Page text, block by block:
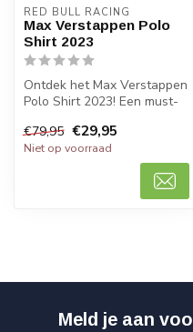
RED BULL RACING
Max Verstappen Polo
Shirt 2023
Ontdek het Max Verstappen
Polo Shirt 2023! Een must-
...
€79,95 €29,95
Niet op voorraad
Meld je aan